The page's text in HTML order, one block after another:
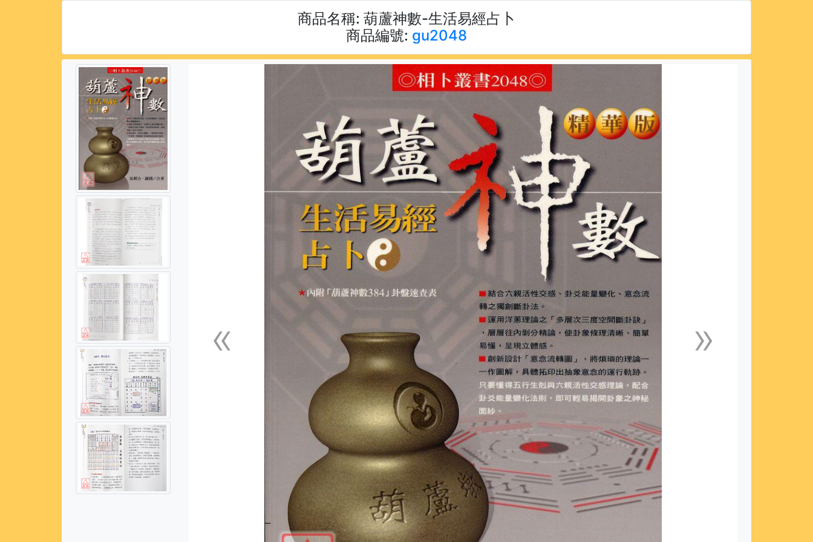
商品名稱: 葫蘆神數-生活易經占卜
商品編號: gu2048
«上一張 »下一張